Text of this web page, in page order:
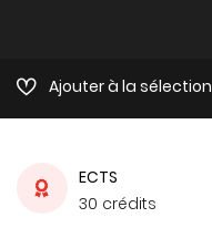
Ajouter à la sélection
ECTS
30 crédits